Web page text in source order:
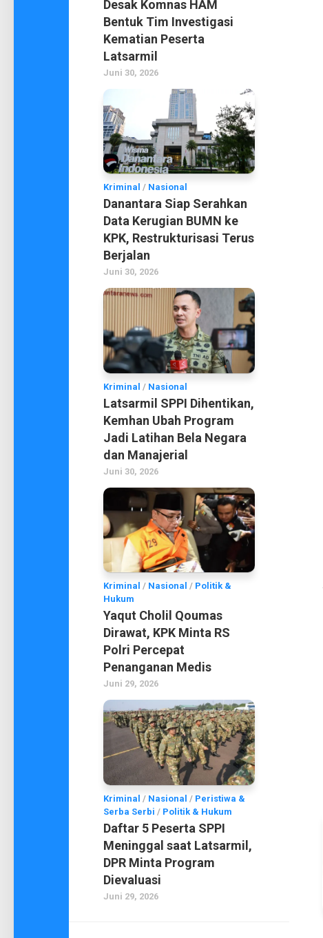
Desak Komnas HAM
Bentuk Tim Investigasi
Kematian Peserta
Latsarmil
Juni 30, 2026
Kriminal / Nasional
Danantara Siap Serahkan
Data Kerugian BUMN ke
KPK, Restrukturisasi Terus
Berjalan
Juni 30, 2026
Kriminal / Nasional
Latsarmil SPPI Dihentikan,
Kemhan Ubah Program
Jadi Latihan Bela Negara
dan Manajerial
Juni 30, 2026
Kriminal / Nasional / Politik &
Hukum
Yaqut Cholil Qoumas
Dirawat, KPK Minta RS
Polri Percepat
Penanganan Medis
Juni 29, 2026
Kriminal / Nasional / Peristiwa &
Serba Serbi / Politik & Hukum
Daftar 5 Peserta SPPI
Meninggal saat Latsarmil,
DPR Minta Program
Dievaluasi
Juni 29, 2026